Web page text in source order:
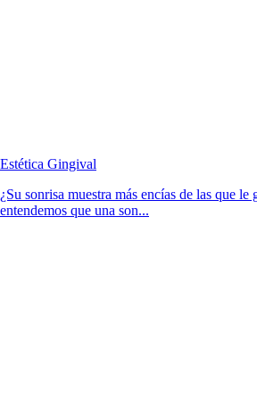
Estética Gingival
¿Su sonrisa muestra más encías de las que le
entendemos que una son...